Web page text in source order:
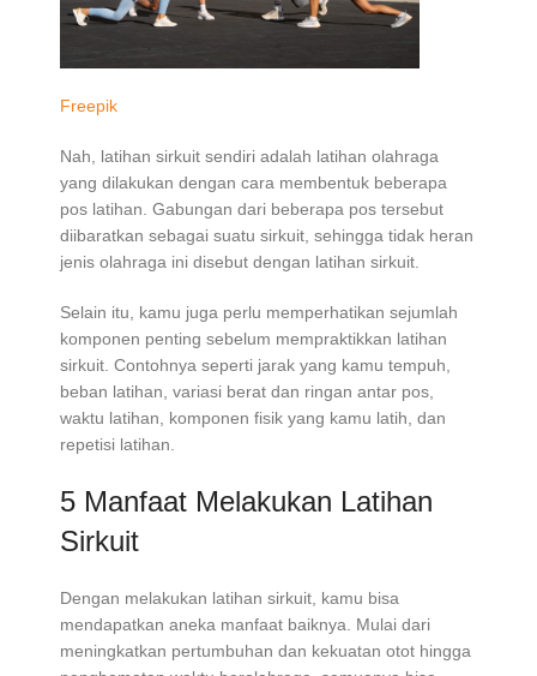
Freepik
Nah, latihan sirkuit sendiri adalah latihan olahraga
yang dilakukan dengan cara membentuk beberapa
pos latihan. Gabungan dari beberapa pos tersebut
diibaratkan sebagai suatu sirkuit, sehingga tidak heran
jenis olahraga ini disebut dengan latihan sirkuit.
Selain itu, kamu juga perlu memperhatikan sejumlah
komponen penting sebelum mempraktikkan latihan
sirkuit. Contohnya seperti jarak yang kamu tempuh,
beban latihan, variasi berat dan ringan antar pos,
waktu latihan, komponen fisik yang kamu latih, dan
repetisi latihan.
5 Manfaat Melakukan Latihan
Sirkuit
Dengan melakukan latihan sirkuit, kamu bisa
mendapatkan aneka manfaat baiknya. Mulai dari
meningkatkan pertumbuhan dan kekuatan otot hingga